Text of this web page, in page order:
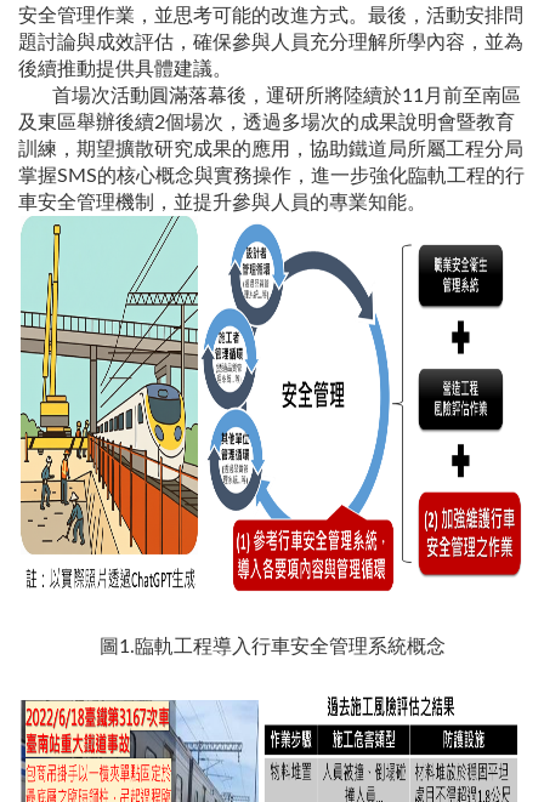
安全管理作業，並思考可能的改進方式。最後，活動安排問
題討論與成效評估，確保參與人員充分理解所學內容，並為
後續推動提供具體建議。
首場次活動圓滿落幕後，運研所將陸續於11月前至南區
及東區舉辦後續2個場次，透過多場次的成果說明會暨教育
訓練，期望擴散研究成果的應用，協助鐵道局所屬工程分局
掌握SMS的核心概念與實務操作，進一步強化臨軌工程的行
車安全管理機制，並提升參與人員的專業知能。
圖1.臨軌工程導入行車安全管理系統概念